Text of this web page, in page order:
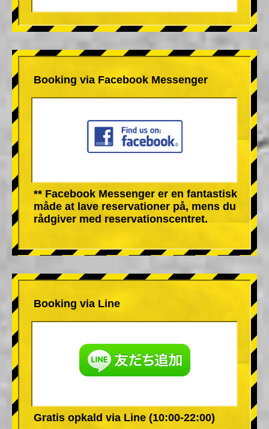
Booking via Facebook Messenger
** Facebook Messenger er en fantastisk
måde at lave reservationer på, mens du
rådgiver med reservationscentret.
Booking via Line
Gratis opkald via Line (10:00-22:00)